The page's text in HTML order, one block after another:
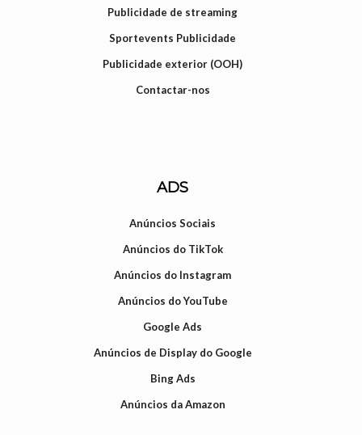
Publicidade de streaming
Sportevents Publicidade
Publicidade exterior (OOH)
Contactar-nos
ADS
Anúncios Sociais
Anúncios do TikTok
Anúncios do Instagram
Anúncios do YouTube
Google Ads
Anúncios de Display do Google
Bing Ads
Anúncios da Amazon